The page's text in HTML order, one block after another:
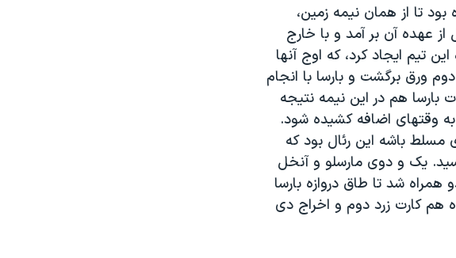
بود تا از همان نیمه زمین،
از عهده آن بر آمد و با خارج
تیم ایجاد کرد، که اوج آنها
ورق برگشت و بارسا با انجام
بارسا هم در این نیمه نتیجه
وقتهای اضافه کشیده شود.
مسلط باشه این رئال بود که
یک و دوی مارسلو و آنخل
همراه شد تا طاق دروازه بارسا
هم کارت زرد دوم و اخراج دی